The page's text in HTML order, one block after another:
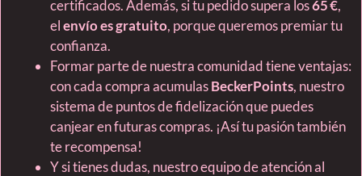
certificados. Además, si tu pedido supera los65 €,
elenvío es gratuito, porque queremos premiar tu
confianza.
Formar parte de nuestra comunidad tiene ventajas:
con cada compra acumulasBeckerPoints, nuestro
sistema de puntos de fidelización que puedes
canjear en futuras compras. ¡Así tu pasión también
te recompensa!
Y si tienes dudas, nuestro equipo de atención al